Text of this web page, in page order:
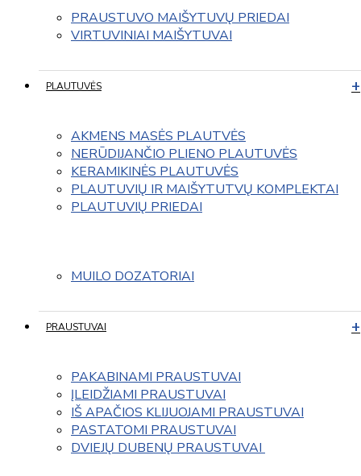
PRAUSTUVO MAIŠYTUVŲ PRIEDAI
VIRTUVINIAI MAIŠYTUVAI
PLAUTUVĖS
AKMENS MASĖS PLAUTVĖS
NERŪDIJANČIO PLIENO PLAUTUVĖS
KERAMIKINĖS PLAUTUVĖS
PLAUTUVIŲ IR MAIŠYTUTVŲ KOMPLEKTAI
PLAUTUVIŲ PRIEDAI
MUILO DOZATORIAI
PRAUSTUVAI
PAKABINAMI PRAUSTUVAI
ĮLEIDŽIAMI PRAUSTUVAI
IŠ APAČIOS KLIJUOJAMI PRAUSTUVAI
PASTATOMI PRAUSTUVAI
DVIEJŲ DUBENŲ PRAUSTUVAI